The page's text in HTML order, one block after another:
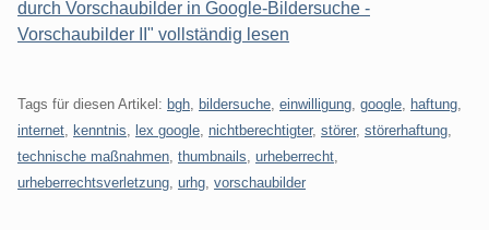
durch Vorschaubilder in Google-Bildersuche -
Vorschaubilder II" vollständig lesen
Tags für diesen Artikel: bgh bildersuche einwilligung google haftung
internet
kenntnis lex google nichtberechtigter, störer, störerhaftung
technische maßnahmen thumbnails urheberrecht
urheberrechtsverletzung urhg vorschaubilder